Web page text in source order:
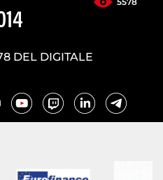
DEL DIGITALE